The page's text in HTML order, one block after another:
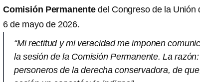
Comisión Permanentedel Congreso de la Unión
6 de mayo de 2026.
“Mi rectitud y mi veracidad me imponen
la sesión de la Comisión Permanente. La
personeros de la derecha conservadora, de